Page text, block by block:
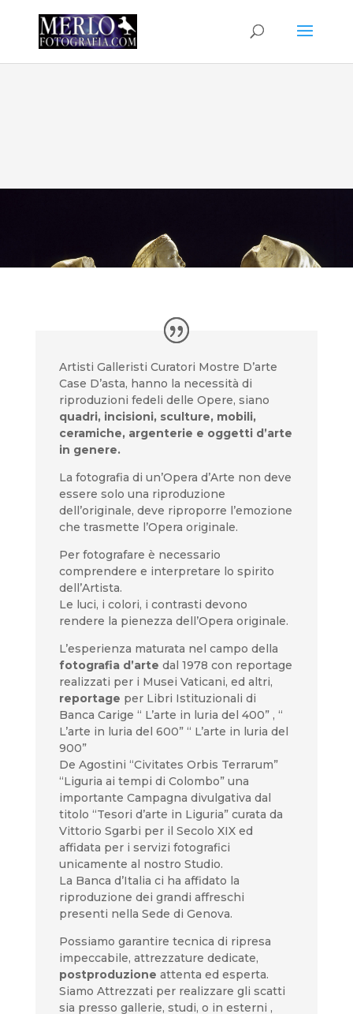
Artisti Galleristi Curatori Mostre D’arte
Case D’asta, hanno la necessità di
riproduzioni fedeli delle Opere, siano
quadri, incisioni, sculture, mobili,
ceramiche, argenterie e oggetti d’arte
in genere.
La fotografia di un’Opera d’Arte non deve
essere solo una riproduzione
dell’originale, deve riproporre l’emozione
che trasmette l’Opera originale.
Per fotografare è necessario
comprendere e interpretare lo spirito
dell’Artista.
Le luci, i colori, i contrasti devono
rendere la pienezza dell’Opera originale.
L’esperienza maturata nel campo della
fotografia d’arte dal 1978 con reportage
realizzati per i Musei Vaticani, ed altri,
reportage per Libri Istituzionali di
Banca Carige “ L’arte in luria del 400” , “
L’arte in luria del 600” “ L’arte in luria del
900”
De Agostini “Civitates Orbis Terrarum”
“Liguria ai tempi di Colombo” una
importante Campagna divulgativa dal
titolo “Tesori d’arte in Liguria” curata da
Vittorio Sgarbi per il Secolo XIX ed
affidata per i servizi fotografici
unicamente al nostro Studio.
La Banca d’Italia ci ha affidato la
riproduzione dei grandi affreschi
presenti nella Sede di Genova.
Possiamo garantire tecnica di ripresa
impeccabile, attrezzature dedicate,
postproduzione attenta ed esperta.
Siamo Attrezzati per realizzare gli scatti
sia presso gallerie, studi, o in esterni ,